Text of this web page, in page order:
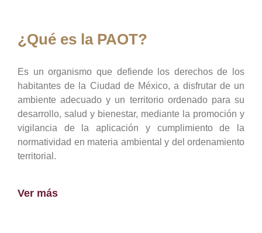
¿Qué es la PAOT?
Es un organismo que defiende los derechos de los
habitantes de la Ciudad de México, a disfrutar de un
ambiente adecuado y un territorio ordenado para su
desarrollo, salud y bienestar, mediante la promoción y
vigilancia de la aplicación y cumplimiento de la
normatividad en materia ambiental y del ordenamiento
territorial.
Ver más